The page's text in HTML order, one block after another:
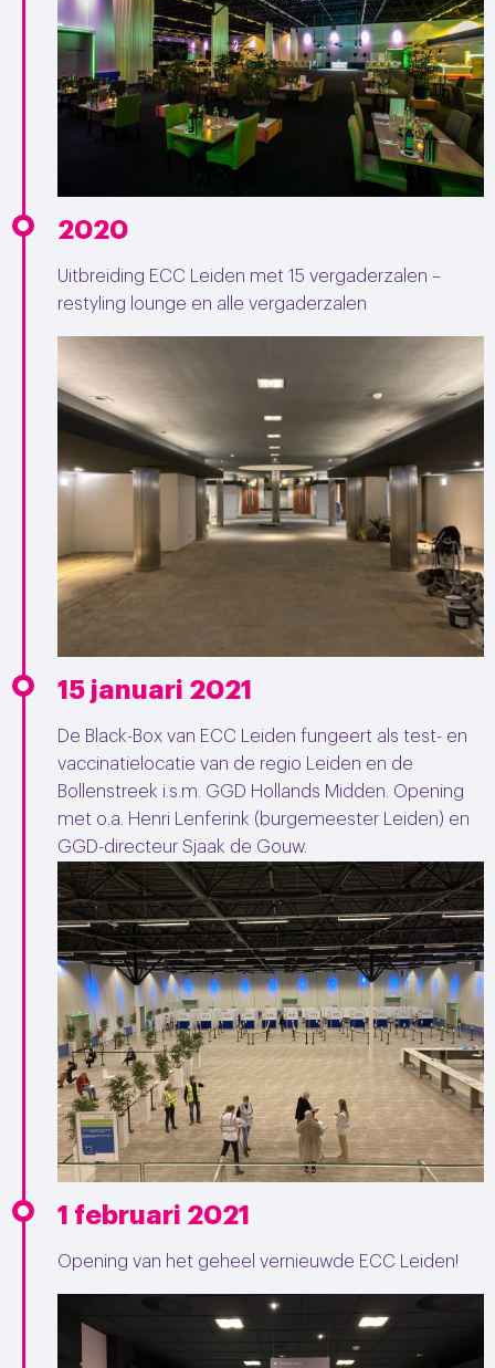
2020
Uitbreiding ECC Leiden met 15 vergaderzalen –
restyling lounge en alle vergaderzalen
15 januari 2021
De Black-Box van ECC Leiden fungeert als test- en
vaccinatielocatie van de regio Leiden en de
Bollenstreek i.s.m. GGD Hollands Midden. Opening
met o.a. Henri Lenferink (burgemeester Leiden) en
GGD-directeur Sjaak de Gouw.
1 februari 2021
Opening van het geheel vernieuwde ECC Leiden!